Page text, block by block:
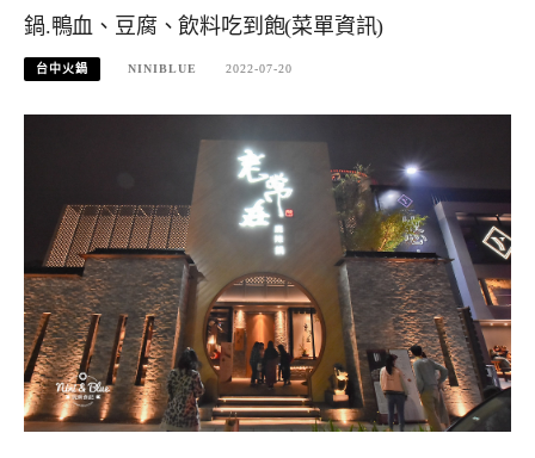
鍋.鴨血、豆腐、飲料吃到飽(菜單資訊)
台中火鍋 NINIBLUE 2022-07-20